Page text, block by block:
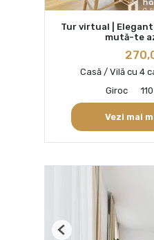
Tur virtual |
mută-te
Casă / Vilă cu 4
Giroc
Vezi mai
Previous